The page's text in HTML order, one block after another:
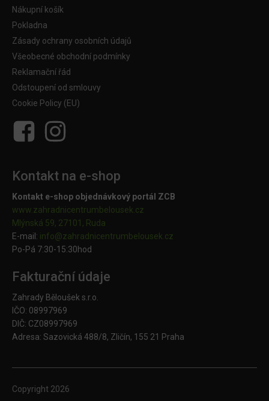
Nákupní košík
Pokladna
Zásady ochrany osobních údajů
Všeobecné obchodní podmínky
Reklamační řád
Odstoupení od smlouvy
Cookie Policy (EU)
Kontakt na e-shop
Kontakt e-shop objednávkový portál ZCB
www.zahradnicentrumbelousek.cz
Mlýnská 59, 27101, Ruda
E-mail: info@zahradnicentrumbelousek.cz
Po-Pá 7:30-15:30hod
Fakturační údaje
Zahrady Běloušek s.r.o.
IČO: 08997969
DIČ: CZ08997969
Adresa: Sazovická 488/8, Zličín, 155 21 Praha
Copyright 2026